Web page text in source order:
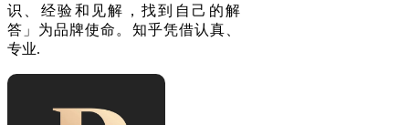
识、经验和见解，找到自己的解
答」为品牌使命。知乎凭借认真、
专业.